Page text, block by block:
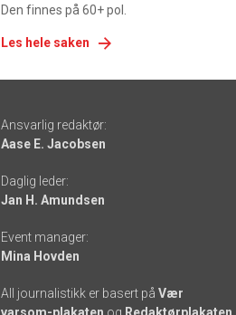
Den finnes på 60+ pol.
Les hele saken
-
links
Ansvarlig redaktør:
Aase E. Jacobsen
Daglig leder:
Jan H. Amundsen
Event manager:
Mina Hovden
All journalistikk er basert på Vær